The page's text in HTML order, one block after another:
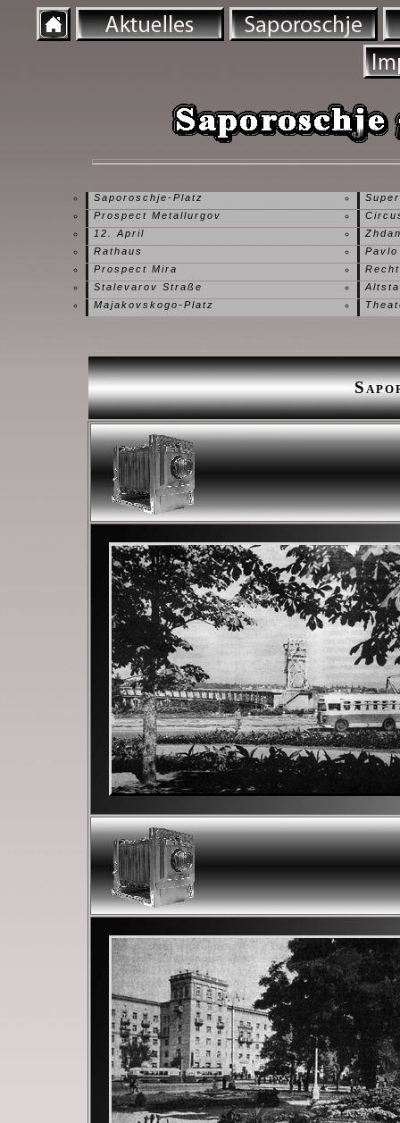
Saporoschje-Platz
Prospect Metallurgov
12. April
Rathaus
Prospect Mira
Stalevarov Straße
Majakovskogo-Platz